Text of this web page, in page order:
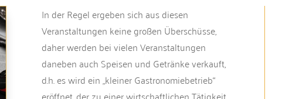
In der Regel ergeben sich aus diesen
Veranstaltungen keine großen Überschüsse,
daher werden bei vielen Veranstaltungen
daneben auch Speisen und Getränke verkauft,
d.h. es wird ein „kleiner Gastronomiebetrieb“